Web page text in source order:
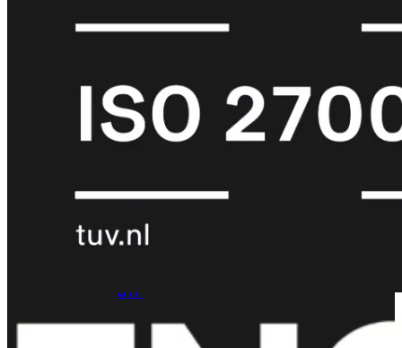
(FortiWiFi)
31G FortiWiFi
40F FortiWiFi
50G FortiWiFi
61F
70G
71GFortiWiFi
81F